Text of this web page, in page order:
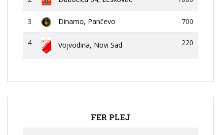
3 Dinamo, Pančevo 700
4 Vojvodina, Novi Sad 220
FER PLEJ